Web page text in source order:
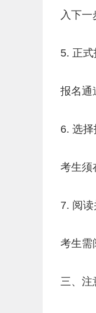
入下一
5. 正式
报名通
6. 选择
考生须
7. 阅
考生需
三、注